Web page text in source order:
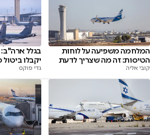
המלחמה משפיעה על לוחות
הטיסות: זה מה שצריך לדעת
קובי אליה
יקבלו
גדי פוקס